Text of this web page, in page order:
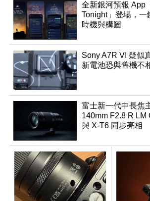
全新銀河預報 App
Tonight」登場，一
時機與構圖
Sony A7R VI 疑似
新電池恐與舊機不
富士新一代中長焦
140mm F2.8 R LM
與 X-T6 同步亮相